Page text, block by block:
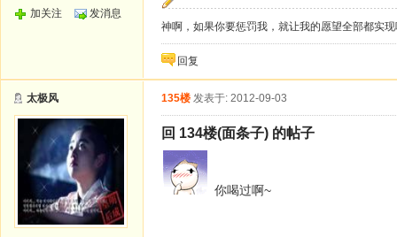
加关注
发消息
神啊，如果你要惩罚我，就让我的愿望全部都实
回复
太极风 135楼 发表于: 2012-09-03
回 134楼(面条子) 的帖子
你喝过啊~